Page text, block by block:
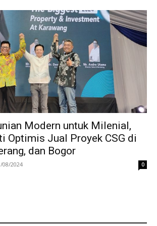
Modern untuk Milenial,
Optimis Jual Proyek CSG di
dan Bogor
08/2024 0